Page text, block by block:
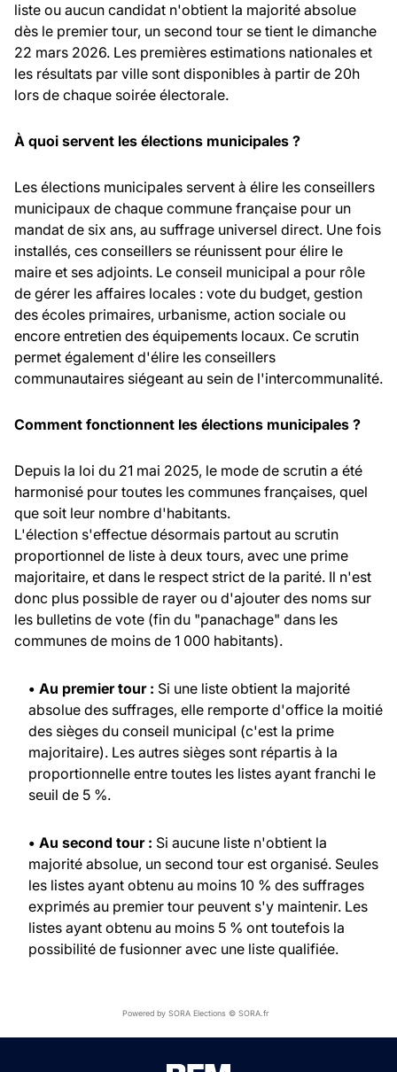
liste ou aucun candidat n'obtient la majorité absolue
dès le premier tour, un second tour se tient le dimanche
22 mars 2026. Les premières estimations nationales et
les résultats par ville sont disponibles à partir de 20h
lors de chaque soirée électorale.
À quoi servent les élections municipales ?
Les élections municipales servent à élire les conseillers
municipaux de chaque commune française pour un
mandat de six ans, au suffrage universel direct. Une fois
installés, ces conseillers se réunissent pour élire le
maire et ses adjoints. Le conseil municipal a pour rôle
de gérer les affaires locales : vote du budget, gestion
des écoles primaires, urbanisme, action sociale ou
encore entretien des équipements locaux. Ce scrutin
permet également d'élire les conseillers
communautaires siégeant au sein de l'intercommunalité.
Comment fonctionnent les élections municipales ?
Depuis la loi du 21 mai 2025, le mode de scrutin a été
harmonisé pour toutes les communes françaises, quel
que soit leur nombre d'habitants.
L'élection s'effectue désormais partout au scrutin
proportionnel de liste à deux tours, avec une prime
majoritaire, et dans le respect strict de la parité. Il n'est
donc plus possible de rayer ou d'ajouter des noms sur
les bulletins de vote (fin du "panachage" dans les
communes de moins de 1 000 habitants).
• Au premier tour : Si une liste obtient la majorité
absolue des suffrages, elle remporte d'office la moitié
des sièges du conseil municipal (c'est la prime
majoritaire). Les autres sièges sont répartis à la
proportionnelle entre toutes les listes ayant franchi le
seuil de 5 %.
• Au second tour : Si aucune liste n'obtient la
majorité absolue, un second tour est organisé. Seules
les listes ayant obtenu au moins 10 % des suffrages
exprimés au premier tour peuvent s'y maintenir. Les
listes ayant obtenu au moins 5 % ont toutefois la
possibilité de fusionner avec une liste qualifiée.
Powered by SORA Elections © SORA.fr